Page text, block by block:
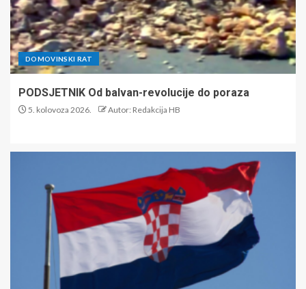
DOMOVINSKI RAT
PODSJETNIK Od balvan-revolucije do poraza
5. kolovoza 2026. Autor: Redakcija HB